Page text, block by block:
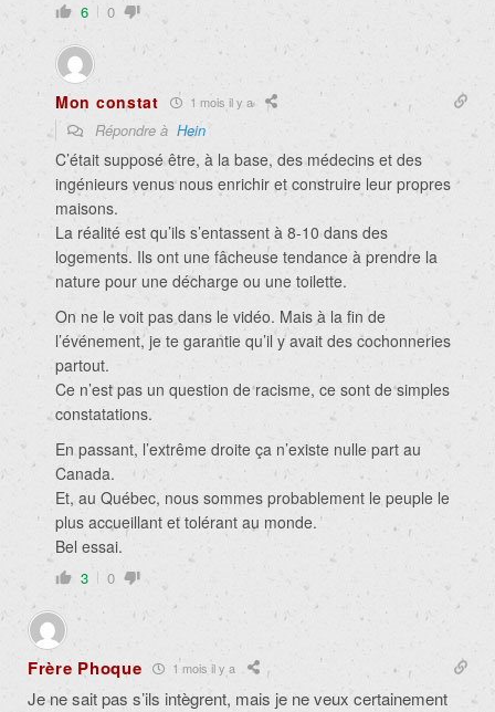
6 0
Mon constat 1 mois il y a
Répondre à Hein
C’était supposé être, à la base, des médecins et des
ingénieurs venus nous enrichir et construire leur propres
maisons.
La réalité est qu’ils s’entassent à 8-10 dans des
logements. Ils ont une fâcheuse tendance à prendre la
nature pour une décharge ou une toilette.
On ne le voit pas dans le vidéo. Mais à la fin de
l’événement, je te garantie qu’il y avait des cochonneries
partout.
Ce n’est pas un question de racisme, ce sont de simples
constatations.
En passant, l’extrême droite ça n’existe nulle part au
Canada.
Et, au Québec, nous sommes probablement le peuple le
plus accueillant et tolérant au monde.
Bel essai.
3 0
Frère Phoque 1 mois il y a
Je ne sait pas s’ils intègrent, mais je ne veux certainement